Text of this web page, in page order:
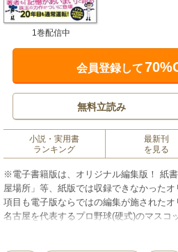
1巻配信中
会員登録して
無料立読み
小説・実用書
ランキング
最新刊
を見る
※電子書籍版は、オリジナル編集版！ 紙
屋場所」等、紙版では収録できなかった
項目も電子版ならではの編集が施されたオ
名古屋を代表するプロ野球(硬式)のマスコ
屋市に出現して20周年を記念し、5年ぶり